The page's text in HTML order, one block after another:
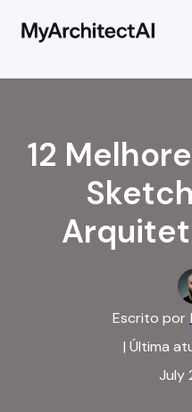
12
Escrito por
| Última
July